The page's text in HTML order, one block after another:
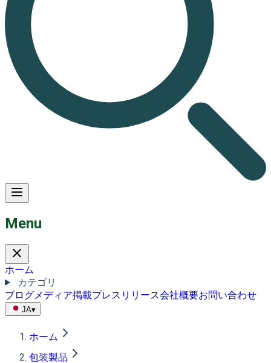
Menu
ホーム
カテゴリ
ブログメディア掲載プレスリリース会社概要お問い合わせ
JA▾
ホーム
包装製品